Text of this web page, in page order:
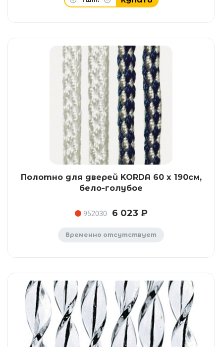
Полотно для дверей KORDA 60 x 190см,
бело-голубое
952030 6 023 ₽
Временно отсутствует